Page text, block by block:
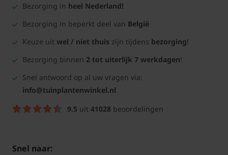
Bezorging in heel Nederland!
Bezorging in beperkt deel van België
Keuze uit wel / niet thuis zijn tijdens bezorging!
Bezorging binnen 2 tot uiterlijk 7 werkdagen!
Snel antwoord op al uw vragen via:
info@tuinplantenwinkel.nl
9.5 uit 41028 beoordelingen
Snel naar: